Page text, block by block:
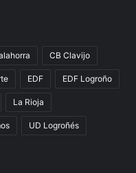
CB Clavijo
EDF EDF Logroño
La Rioja
UD Logroñés